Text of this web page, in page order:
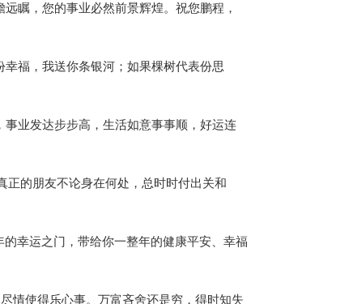
瞩，您的事业必然前景辉煌。祝您鹏程，
福，我送你条银河；如果棵树代表份思
业发达步步高，生活如意事事顺，好运连
的朋友不论身在何处，总时时付出关和
幸运之门，带给你一整年的健康平安、幸福
情使得乐心事。万富吝舍还是穷，得时知失